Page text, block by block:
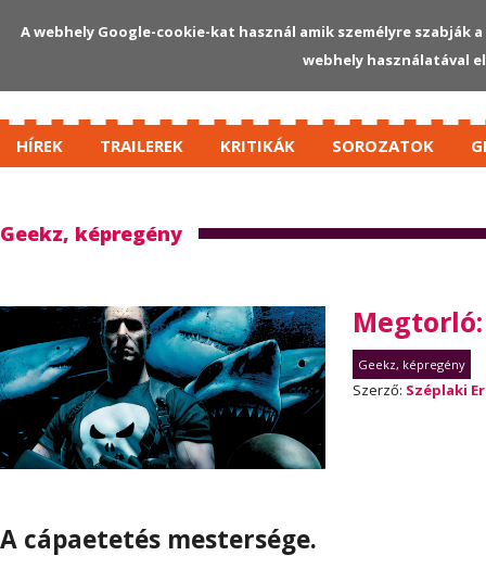
HÍREK TRAILEREK KRITIKÁK SOROZATOK
Geekz, képregény
Geekz, képregény
Szerző: Széplaki
A cápaetetés mestersége.
A webhely Google-cookie-kat használ amik személyre
webhely használatával